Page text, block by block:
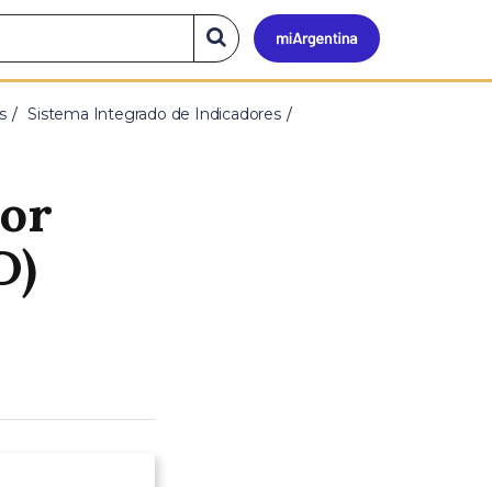
Mi
Buscar
en
el
sitio
Sistema Integrado de Indicadores